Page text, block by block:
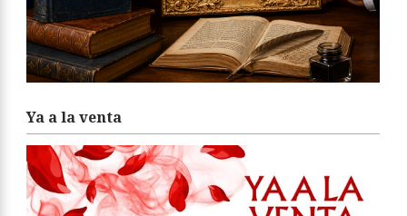
Ya a la venta